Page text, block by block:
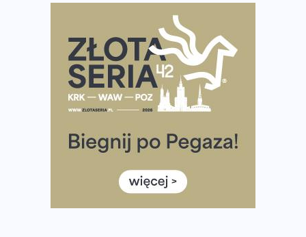
Rozbiegany Olsztyn szykuje się na weekend z
półmaratonem
Już w tę sobotę 35. Bieg Powstania Warszawskiego.
Wystartuje rekordowa liczba uczestników
35. Bieg Powstania Warszawskiego – praktyczny
Ile razy w tygodniu biegać? 3 treningi wystarczą? Jak
często biegać, żeby robić postępy
Już w ten weekend! Przed nami Nocny Portowy Maraton
i Półmaraton Szczeciński. Wszystko, co warto wiedzieć